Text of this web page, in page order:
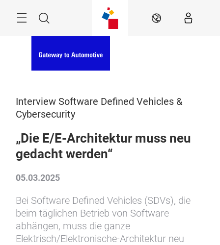
Suche DE
Interview Software Defined Vehicles &
Cybersecurity
„Die E/E-Architektur muss neu
gedacht werden“
05.03.2025
Bei Software Defined Vehicles (SDVs), die
beim täglichen Betrieb von Software
abhängen, muss die ganze
Elektrisch/Elektronische-Architektur neu